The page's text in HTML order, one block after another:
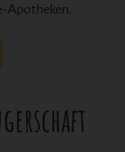
Apotheken.